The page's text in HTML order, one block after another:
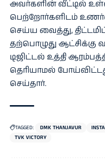
அவர்களின் வீட்டில்
பெற்றோர்களிடம்
செய்ய வைத்து,
தற்பொழுது ஆட்சிக்கு
டிஜிட்டல் உத்தி
தெரியாமல்
செய்தார்.
TAGGED: DMK THANJAVUR
TVK VICTORY